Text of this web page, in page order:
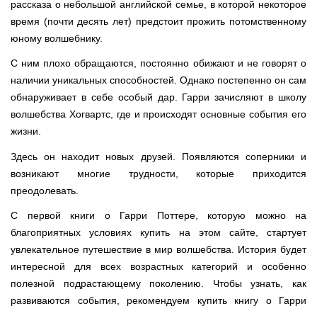
рассказа о небольшой английской семье, в которой некоторое
время (почти десять лет) предстоит прожить потомственному
юному волшебнику.
С ним плохо обращаются, постоянно обижают и не говорят о
наличии уникальных способностей. Однако постепенно он сам
обнаруживает в себе особый дар. Гарри зачисляют в школу
волшебства Хогвартс, где и происходят основные события его
жизни.
Здесь он находит новых друзей. Появляются соперники и
возникают многие трудности, которые приходится
преодолевать.
С первой книги о Гарри Поттере, которую можно на
благоприятных условиях купить на этом сайте, стартует
увлекательное путешествие в мир волшебства. История будет
интересной для всех возрастных категорий и особенно
полезной подрастающему поколению. Чтобы узнать, как
развиваются события, рекомендуем купить книгу о Гарри